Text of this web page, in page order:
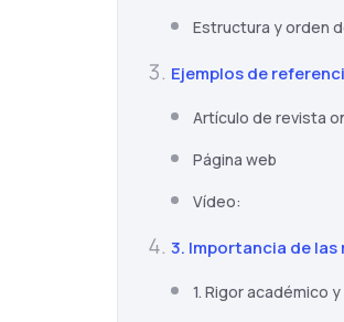
Estructura y orden
Ejemplos de
Artículo de revista
Página web
Vídeo:
3. Importancia de
1. Rigor académico